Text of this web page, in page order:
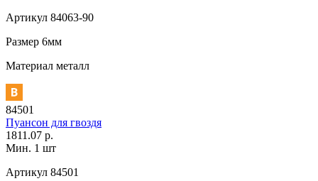
Артикул 84063-90
Размер 6мм
Материал металл
84501
Пуансон для гвоздя
1811.07 р.
Мин. 1 шт
Артикул 84501